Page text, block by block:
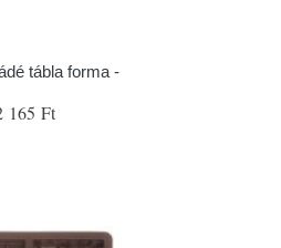
tábla forma -
165 Ft